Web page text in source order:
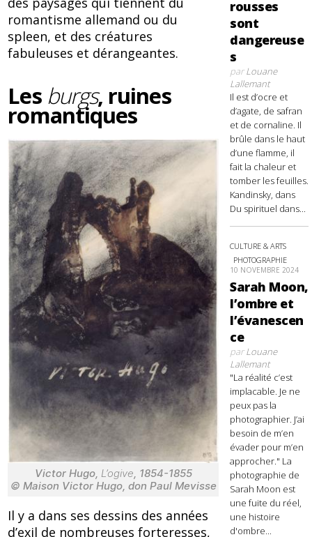
romantisme allemand ou du
spleen, et des créatures
fabuleuses et dérangeantes.
Les burgs, ruines
romantiques
Victor Hugo, L’ogive, 1854-1855
© Maison Victor Hugo, don Paul Mevisse
Il y a dans ses dessins des années
d’exil de nombreuses forteresses,
rousses
sont
dangereuse
s
parLouane
Lallemant
Il est d’ocre et
d’agate, de safran
et de cornaline. Il
brûle dans le haut
d’une flamme, il
fait la chaleur et
tomber les feuilles.
Kandinsky, dans
Du spirituel dans...
CULTURE & ARTS
PHOTOGRAPHIE
10 NOVEMBRE 2024
Sarah Moon,
l’ombre et
l’évanescen
ce
parLouane
Lallemant
"La réalité c’est
implacable. Je ne
peux pas la
photographier. J’ai
besoin de m’en
évader pour m’en
approcher." La
photographie de
Sarah Moon est
une fuite du réel,
une histoire
d'ombre...